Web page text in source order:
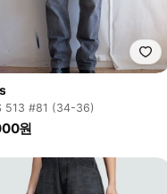
513 #81 (34-36)
원